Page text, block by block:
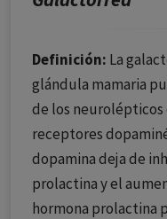
Definición: La
glándula mamaria
de los neurolépticos
receptores
dopamina deja de
prolactina y el
hormona prolactina